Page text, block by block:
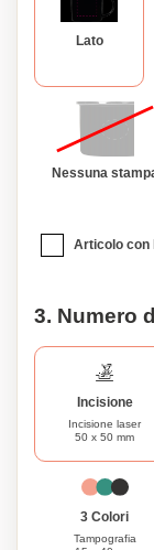
Lato
Nessuna
Articolo con
3. Numero
Incisione
Incisione laser
50 x 50 mm
3 Colori
Tampografia